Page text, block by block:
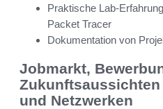
Praktische Lab-
Packet Tracer
Dokumentation von
Jobmarkt,
und Netzwerken